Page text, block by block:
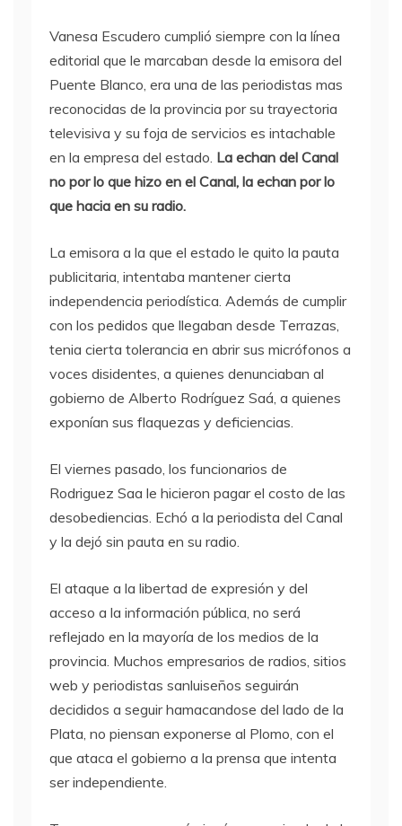
Vanesa Escudero cumplió siempre con la línea
editorial que le marcaban desde la emisora del
Puente Blanco, era una de las periodistas mas
reconocidas de la provincia por su trayectoria
televisiva y su foja de servicios es intachable
en la empresa del estado. La echan del Canal
no por lo que hizo en el Canal, la echan por lo
que hacia en su radio.
La emisora a la que el estado le quito la pauta
publicitaria, intentaba mantener cierta
independencia periodística. Además de cumplir
con los pedidos que llegaban desde Terrazas,
tenia cierta tolerancia en abrir sus micrófonos a
voces disidentes, a quienes denunciaban al
gobierno de Alberto Rodríguez Saá, a quienes
exponían sus flaquezas y deficiencias.
El viernes pasado, los funcionarios de
Rodriguez Saa le hicieron pagar el costo de las
desobediencias. Echó a la periodista del Canal
y la dejó sin pauta en su radio.
El ataque a la libertad de expresión y del
acceso a la información pública, no será
reflejado en la mayoría de los medios de la
provincia. Muchos empresarios de radios, sitios
web y periodistas sanluiseños seguirán
decididos a seguir hamacandose del lado de la
Plata, no piensan exponerse al Plomo, con el
que ataca el gobierno a la prensa que intenta
ser independiente.